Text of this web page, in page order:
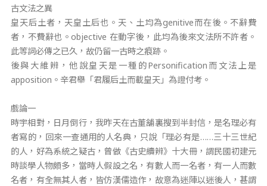
古文法之異
皇天后土者，天皇土后也。天、土均為genitive而在後。不辭費
者，不費辭也。objective 在動字後，此均為後來文法所不許者。
此等詞必傳之已久，故仍留一古時之痕跡。
後與大維辨，他說皇天是一種的Personification而文法上是
apposition。辛君舉「君履后土而載皇天」為證付考。
戲論一
時宇相對，日月倒行，我昨天在古董舖裏搜到半封信，是名理必有
者寫的，回來一查通用的人名典，只說「理必有是……三十三世紀
的人，好為系統之疑古，曾做《古史續辨》十大冊，謂民國初建元
時談學人物頗多，當時人假設之名，有數人而一名者，有一人而數
名者，有全無其人者，皆仿漢儒造作，故意為迷陣以迷後人，甚謂